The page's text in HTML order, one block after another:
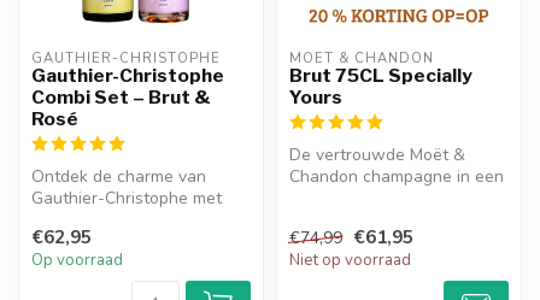
GAUTHIER-CHRISTOPHE
Gauthier-Christophe
Combi Set – Brut &
Rosé
Ontdek de charme van
Gauthier-Christophe met
Elegant...
€62,95
Op voorraad
MOËT & CHANDON
Brut 75CL Specially
Yours
De vertrouwde Moët &
Chandon champagne in een
€74,99 €61,95
Niet op voorraad